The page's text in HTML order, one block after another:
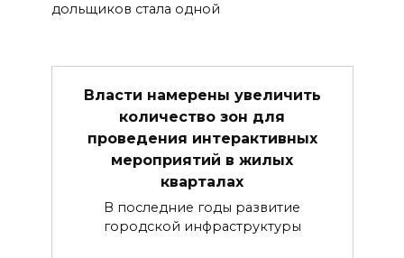
дольщиков стала одной
Власти намерены увеличить
количество зон для
проведения интерактивных
мероприятий в жилых
кварталах
В последние годы развитие
городской инфраструктуры